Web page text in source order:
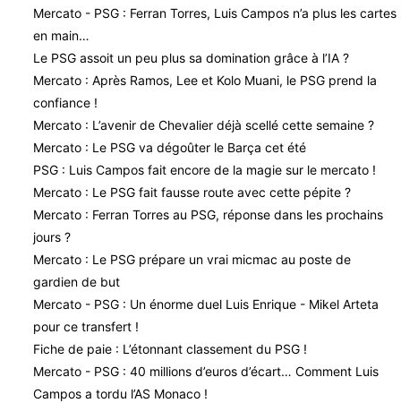
Mercato - PSG : Ferran Torres, Luis Campos n’a plus les cartes
en main…
Le PSG assoit un peu plus sa domination grâce à l’IA ?
Mercato : Après Ramos, Lee et Kolo Muani, le PSG prend la
confiance !
Mercato : L’avenir de Chevalier déjà scellé cette semaine ?
Mercato : Le PSG va dégoûter le Barça cet été
PSG : Luis Campos fait encore de la magie sur le mercato !
Mercato : Le PSG fait fausse route avec cette pépite ?
Mercato : Ferran Torres au PSG, réponse dans les prochains
jours ?
Mercato : Le PSG prépare un vrai micmac au poste de
gardien de but
Mercato - PSG : Un énorme duel Luis Enrique - Mikel Arteta
pour ce transfert !
Fiche de paie : L’étonnant classement du PSG !
Mercato - PSG : 40 millions d’euros d’écart… Comment Luis
Campos a tordu l’AS Monaco !